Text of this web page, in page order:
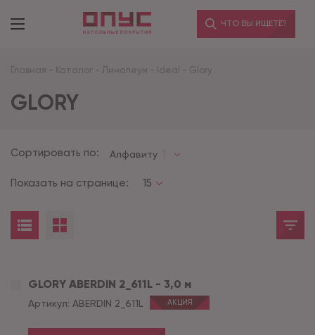
ЧТО ВЫ ИЩЕТЕ?
Главная - Каталог - Линолеум - Ideal - Glory
GLORY
Сортировать по: Алфавиту
Показать на странице: 15
GLORY ABERDIN 2_611L - 3,0 м
Артикул: ABERDIN 2_611L АКЦИЯ